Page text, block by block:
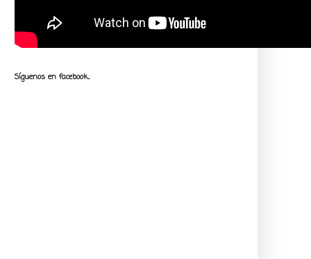
Síguenos en facebook...